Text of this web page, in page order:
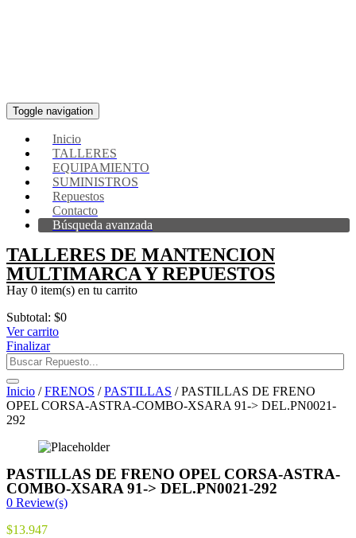
Toggle navigation
Inicio
TALLERES
EQUIPAMIENTO
SUMINISTROS
Repuestos
Contacto
Búsqueda avanzada
TALLERES DE MANTENCION
MULTIMARCA Y REPUESTOS
Hay 0 item(s) en tu carrito
Subtotal: $0
Ver carrito
Finalizar
Inicio /FRENOS /PASTILLAS / PASTILLAS DE FRENO
OPEL CORSA-ASTRA-COMBO-XSARA 91-> DEL.PN0021-
292
PASTILLAS DE FRENO OPEL CORSA-ASTRA-
COMBO-XSARA 91-> DEL.PN0021-292
0 Review(s)
$13.947